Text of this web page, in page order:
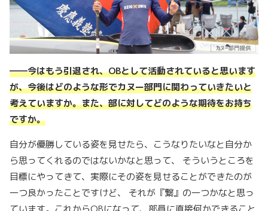
――今はもう引退され、OBとして活動されていると思います
が、今後はどのような形でカヌー部門に関わっていきたいと
考えていますか。また、部に対してどのような期待をお持ち
ですか。
自分が優勝している姿を見せたら、こうなりたいなと自分か
ら思ってくれるのではないかなと思って、 そういうところを
目標にやってきて、実際にその姿を見せることができたのが
一つ良かったことですけど、 それが『繋』の一つかなと思っ